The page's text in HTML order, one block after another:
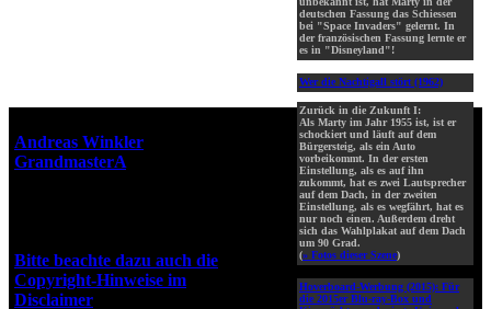
deutschen Fassung das Schiessen
bei "Space Invaders" gelernt. In
der französischen Fassung lernte er
es in "Disneyland"!
Wer die Nachtigall stört (1962)
Zurück in die Zukunft I:
Als Marty im Jahr 1955 ist, ist er
schockiert und läuft auf dem
Bürgersteig, als ein Auto
vorbeikommt. In der ersten
Einstellung, als es auf ihn
zukommt, hat es zwei Lautsprecher
auf dem Dach, in der zweiten
Einstellung, als es wegfährt, hat es
nur noch einen. Außerdem dreht
sich das Wahlplakat auf dem Dach
um 90 Grad.
(» Fotos dieser Szene)
Hoverboard-Werbung (2015): Für
die 2015er Blu-ray-Box und
Andreas Winkler
GrandmasterA
Bitte beachte dazu auch die
Copyright-Hinweise im
Disclaimer